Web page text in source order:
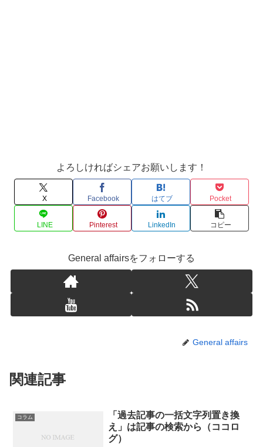
よろしければシェアお願いします！
X Facebook はてブ Pocket
LINE Pinterest LinkedIn コピー
General affairsをフォローする
General affairs
関連記事
コラム
「過去記事の一括文字列置き換
え」は記事の検索から（ココロ
グ）